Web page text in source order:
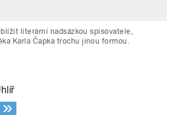
literární nadsázkou spisovatele,
Karla Čapka trochu jinou formou.